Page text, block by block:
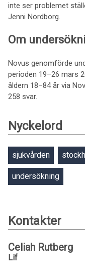
inte ser problemet
Jenni Nordborg.
Om
Novus genomförde
perioden 19–26 mars
åldern 18–84 år via
258 svar.
Nyckelord
sjukvården
undersökning
Kontakter
Celiah Rutberg
Lif